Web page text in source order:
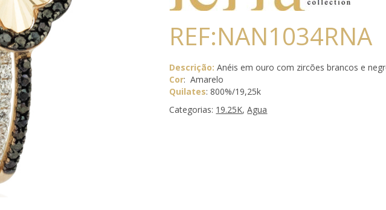
REF:NAN1034RNA
Descrição:Anéis em ouro com zircões brancos e
Cor: Amarelo
Quilates: 800%/19,25k
Categorias: 19.25K,Agua